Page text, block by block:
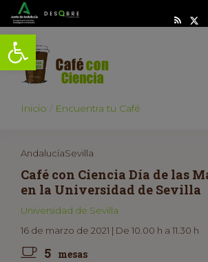
Abrir barra de herramientas
Inicio Encuentra tu Café
AndalucíaSevilla
Café con Ciencia Día de las
en la Universidad de Sevilla
Universidad de Sevilla
16 de marzo de 2021 | De 10.00 h a 11.30 h
5 mesas